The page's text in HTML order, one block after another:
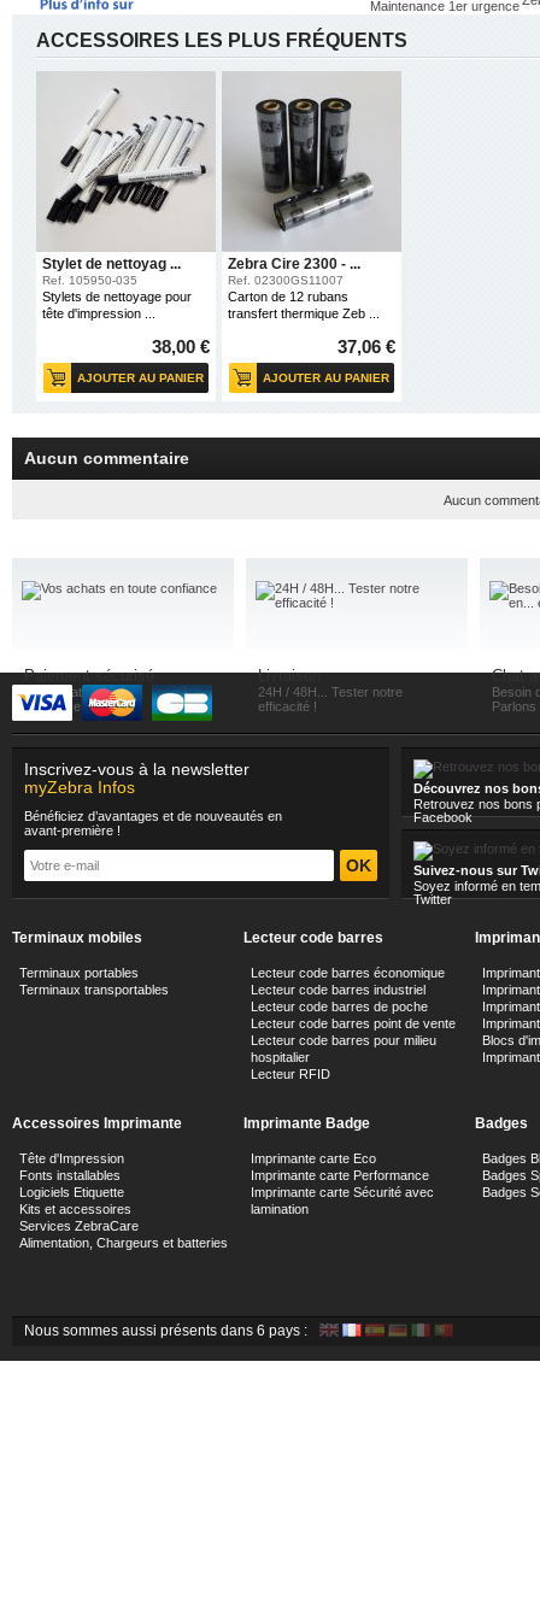
Maintenance 1er urgence
Promotion
Solutions Industries
Nos Ventes Flash
Univers Etiquettes
Univers Badges
Imprimante Etiquette
Imprimante Badge
Imprimante Kiosque
Badges
Etiquettes
Ruban Badgeuse
Film Transfert Thermique
Accessoires Imprimante
Accessoires Badgeuse
Conseils et Solutions
Nos Engagements
Chat avec myZebra
Actualités
A la une: RFID
Transport et logistique
Soins de santé
Point de vente mobile
Santé : Administration des hôpitaux
Tourisme et loisirs
Logistique Heineken
Industrie Otis
Toursime
Education
Fabrication
Santé
Conseils Métiers
ACCESSOIRES LES PLUS FRÉQUENTS
Stylet de nettoyag ...
Ref. 105950-035
Stylets de nettoyage pour
tête d'impression ...
38,00 €
AJOUTER AU PANIER
Zebra Cire 2300 - ...
Ref. 02300GS11007
Carton de 12 rubans
transfert thermique Zeb ...
37,06 €
AJOUTER AU PANIER
Aucun commentaire
Aucun
Paiement sécurisé
Vos achats en toute
confiance
Livraison
24H / 48H... Tester notre
efficacité !
Chat
Besoin
Parlons
Inscrivez-vous à la newsletter
myZebra Infos
Bénéficiez d’avantages et de nouveautés en
avant-première !
Découvrez nos
Retrouvez nos bons
Facebook
Suivez-nous sur
Soyez informé en
Twitter
Terminaux mobiles
Terminaux portables
Terminaux transportables
Lecteur code barres
Lecteur code barres économique
Lecteur code barres industriel
Lecteur code barres de poche
Lecteur code barres point de vente
Lecteur code barres pour milieu
hospitalier
Lecteur RFID
Blocs
Accessoires Imprimante
Tête d'Impression
Fonts installables
Logiciels Etiquette
Kits et accessoires
Services ZebraCare
Alimentation, Chargeurs et batteries
Imprimante Badge
Imprimante carte Eco
Imprimante carte Performance
Imprimante carte Sécurité avec
lamination
Badges
Badges
Badges
Badges
Nous sommes aussi présents dans 6 pays :